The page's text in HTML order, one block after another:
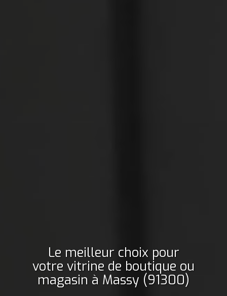
Le meilleur choix pour
votre vitrine de boutique ou
magasin à Massy (91300)